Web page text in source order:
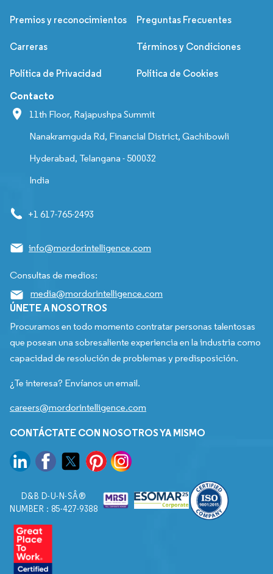
Premios y reconocimientos Preguntas Frecuentes
Carreras Términos y Condiciones
Política de Privacidad Política de Cookies
Contacto
11th Floor, Rajapushpa Summit
Nanakramguda Rd, Financial District, Gachibowli
Hyderabad, Telangana - 500032
India
+1 617-765-2493
info@mordorintelligence.com
Consultas de medios:
media@mordorintelligence.com
ÚNETE A NOSOTROS
Procuramos en todo momento contratar personas talentosas
que posean una sobresaliente experiencia en la industria como
capacidad de resolución de problemas y predisposición.
¿Te interesa? Envíanos un email.
careers@mordorintelligence.com
CONTÁCTATE CON NOSOTROS YA MISMO
D&B D-U-N-SÂ®
NUMBER : 85-427-9388